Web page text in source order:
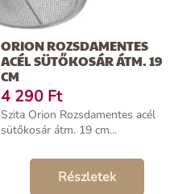
ORION ROZSDAMENTES
ACÉL SÜTŐKOSÁR ÁTM. 19
CM
4 290 Ft
Szita Orion Rozsdamentes acél
sütőkosár átm. 19 cm...
Részletek